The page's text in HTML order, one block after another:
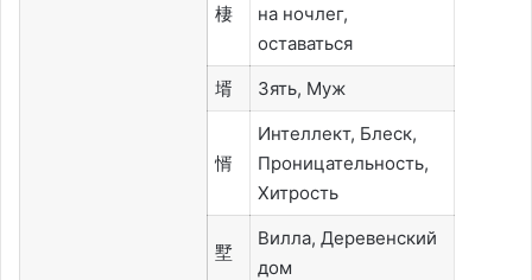
棲
на ночлег,
оставаться
壻
Зять, Муж
㥠
Интеллект, Блеск,
Проницательность,
Хитрость
墅
Вилла, Деревенский
дом